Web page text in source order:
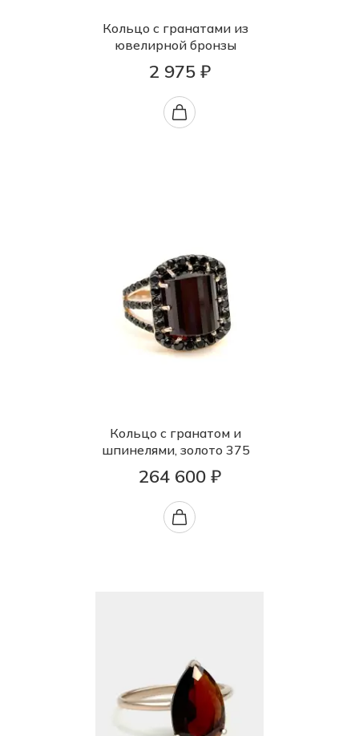
Кольцо с гранатами из
ювелирной бронзы
2 975 ₽
Кольцо с гранатом и
шпинелями, золото 375
264 600 ₽